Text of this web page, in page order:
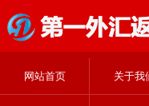
网站首页 关于我